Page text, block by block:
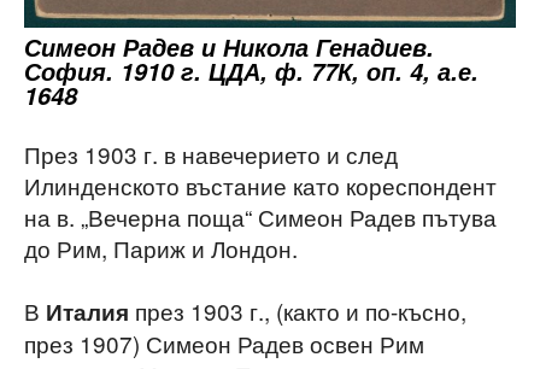
Симеон Радев и Никола Генадиев.
София. 1910 г. ЦДА, ф. 77К, оп. 4, а.е.
1648
През 1903 г. в навечерието и след
Илинденското въстание като кореспондент
на в. „Вечерна поща“ Симеон Радев пътува
до Рим, Париж и Лондон.
В Италия през 1903 г., (както и по-късно,
през 1907) Симеон Радев освен Рим